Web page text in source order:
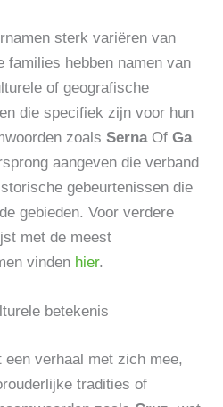
sterk variëren van
families hebben namen van
of geografische
die specifiek zijn voor hun
zoals SernaOf Ga
aangeven die verband
gebeurtenissen die
gebieden. Voor verdere
met de meest
vinden hier.
betekenis
​​een verhaal met zich mee,
tradities of